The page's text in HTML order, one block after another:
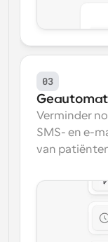
03
Verminder
SMS- en e-
van